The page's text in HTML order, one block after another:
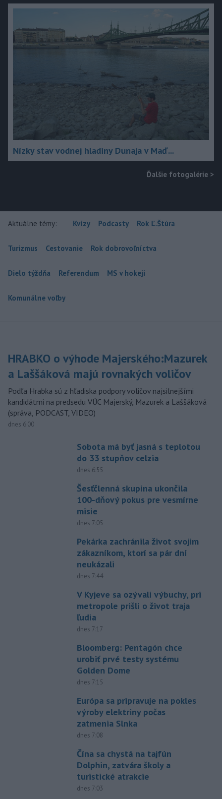
Nízky stav vodnej hladiny Dunaja v Maď...
Ďalšie fotogalérie >
Aktuálne témy: Kvízy Podcasty Rok Ľ.Štúra
Turizmus Cestovanie Rok dobrovoľníctva
Dielo týždňa Referendum MS v hokeji
Komunálne voľby
HRABKO o výhode Majerského:Mazurek
a Laššáková majú rovnakých voličov
Podľa Hrabka sú z hľadiska podpory voličov najsilnejšími
kandidátmi na predsedu VÚC Majerský, Mazurek a Laššáková
(správa, PODCAST, VIDEO)
dnes 6:00
Sobota má byť jasná s teplotou
do 33 stupňov celzia
dnes 6:55
Šesťčlenná skupina ukončila
100-dňový pokus pre vesmírne
misie
dnes 7:05
Pekárka zachránila život svojim
zákazníkom, ktorí sa pár dní
neukázali
dnes 7:44
V Kyjeve sa ozývali výbuchy, pri
metropole prišli o život traja
ľudia
dnes 7:17
Bloomberg: Pentagón chce
urobiť prvé testy systému
Golden Dome
dnes 7:15
Európa sa pripravuje na pokles
výroby elektriny počas
zatmenia Slnka
dnes 7:08
Čína sa chystá na tajfún
Dolphin, zatvára školy a
turistické atrakcie
dnes 7:03